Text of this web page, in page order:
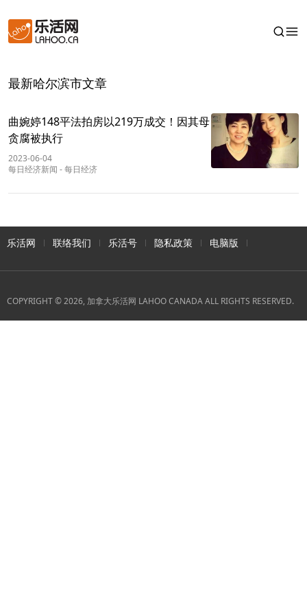
最新哈尔滨市文章
曲婉婷148平法拍房以219万成交！因其母
贪腐被执行
2023-06-04
每日经济新闻 -每日经济
乐活网 联络我们 乐活号 隐私政策 电脑版
COPYRIGHT © 2026, 加拿大乐活网 LAHOO CANADA ALL RIGHTS RESERVED.